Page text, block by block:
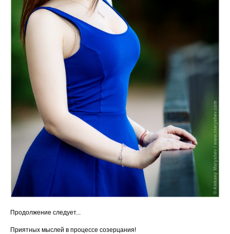
Продолжение следует...
Приятных мыслей в процессе созерцания!